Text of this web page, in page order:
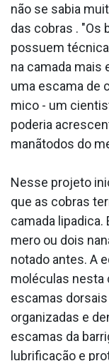
não se sabia
das cobras . "Os
possuem
na camada mais
uma escama de
mico - um
poderia
manãtodos do
Nesse projeto
que as cobras
camada lipa­dica.
mero ou dois
notado antes. A
moléculas nesta
escamas
organizadas e
escamas da
lubrificação e